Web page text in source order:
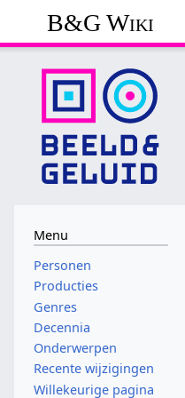
B&G Wiki
Menu
Personen
Producties
Genres
Decennia
Onderwerpen
Recente wijzigingen
Willekeurige pagina